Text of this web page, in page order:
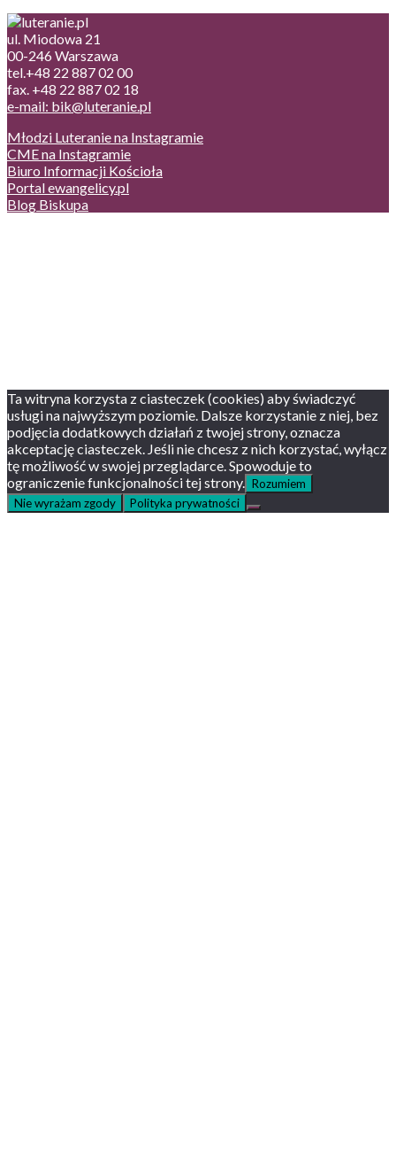
ul. Miodowa 21
00-246 Warszawa
tel.+48 22 887 02 00
fax. +48 22 887 02 18
e-mail: bik@luteranie.pl
Młodzi Luteranie na Instagramie
CME na Instagramie
Biuro Informacji Kościoła
Portal ewangelicy.pl
Blog Biskupa
Ta witryna korzysta z ciasteczek (cookies) aby świadczyć
usługi na najwyższym poziomie. Dalsze korzystanie z niej, bez
podjęcia dodatkowych działań z twojej strony, oznacza
akceptację ciasteczek. Jeśli nie chcesz z nich korzystać, wyłącz
tę możliwość w swojej przeglądarce. Spowoduje to
ograniczenie funkcjonalności tej strony. Rozumiem
Nie wyrażam zgody
Polityka prywatności